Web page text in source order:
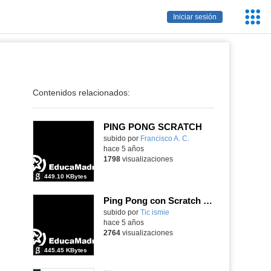
Iniciar sesión
Contenidos relacionados:
PING PONG SCRATCH
Contenido educativo.
subido por Francisco A. C.
449.10 KBytes
hace 5 años
1798visualizaciones
Ping Pong con Scratch 3.0
Contenido educativo.
subido por Tic ismie
445.45 KBytes
hace 5 años
2764visualizaciones